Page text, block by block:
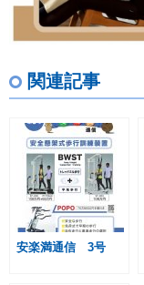
関連記事
安楽満通信 3号